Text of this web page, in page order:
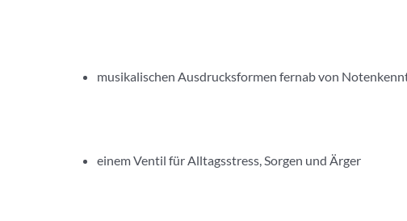
musikalischen Ausdrucksformen fernab von
einem Ventil für Alltagsstress, Sorgen und Ärger